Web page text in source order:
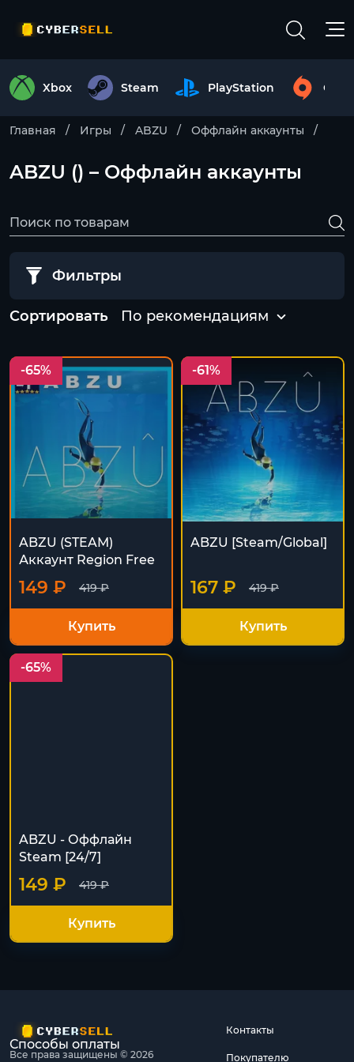
Xbox Steam PlayStation
Главная Игры ABZU Оффлайн аккаунты
ABZU () – Оффлайн аккаунты
Фильтры
Сортировать По рекомендациям
-65%
ABZU (STEAM)
Аккаунт Region Free
419 ₽
149 ₽
Купить
-61%
ABZU [Steam/Global]
419 ₽
167 ₽
Купить
-65%
ABZU - Оффлайн
Steam [24/7]
419 ₽
149 ₽
Купить
Все права защищены © 2026
Контакты
Покупателю
Способы оплаты